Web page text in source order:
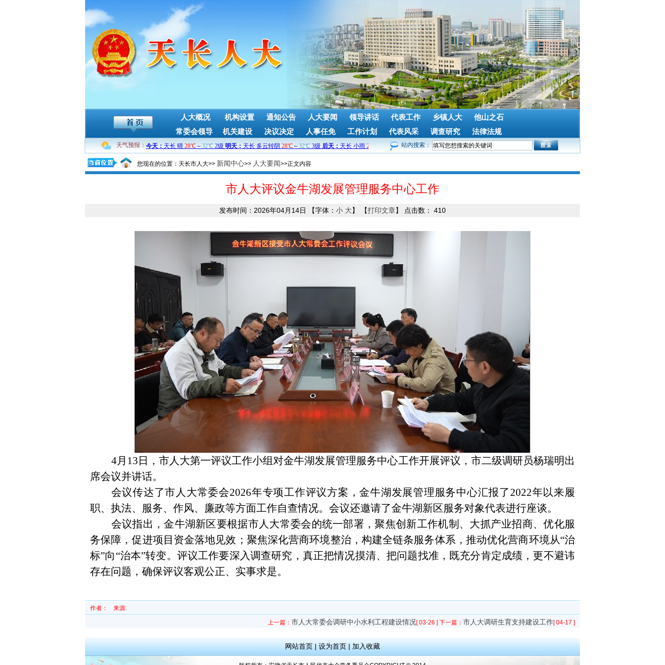
人大概况 机构设置 通知公告 人大要闻 领导讲话 代表工作 乡镇人大
他山之石
常委会领导
机关建设 决议决定 人事任免 工作计划 代表风采 调查研究 法律法规
天气预报： 站内搜索：
您现在的位置：天长市人大>> 新闻中心>> 人大要闻>>正文内容
市人大评议金牛湖发展管理服务中心工作
发布时间：2026年04月14日 【字体： 小 大】 【打印文章】 点击数： 410
4月13日，市人大第一评议工作小组对金牛湖发展管理服务中心工作开展评议，市二级调研员杨瑞明出
席会议并讲话。
会议传达了市人大常委会2026年专项工作评议方案，金牛湖发展管理服务中心汇报了2022年以来履
职、执法、服务、作风、廉政等方面工作自查情况。会议还邀请了金牛湖新区服务对象代表进行座谈。
会议指出，金牛湖新区要根据市人大常委会的统一部署，聚焦创新工作机制、大抓产业招商、优化服
务保障，促进项目资金落地见效；聚焦深化营商环境整治，构建全链条服务体系，推动优化营商环境从“治
标”向“治本”转变。评议工作要深入调查研究，真正把情况摸清、把问题找准，既充分肯定成绩，更不避讳
存在问题，确保评议客观公正、实事求是。
作者： 来源:
上一篇： 市人大常委会调研中小水利工程建设情况[ 03-26 ] 下一篇： 市人大调研生育支持建设工作[ 04-17 ]
网站首页 | 设为首页 | 加入收藏